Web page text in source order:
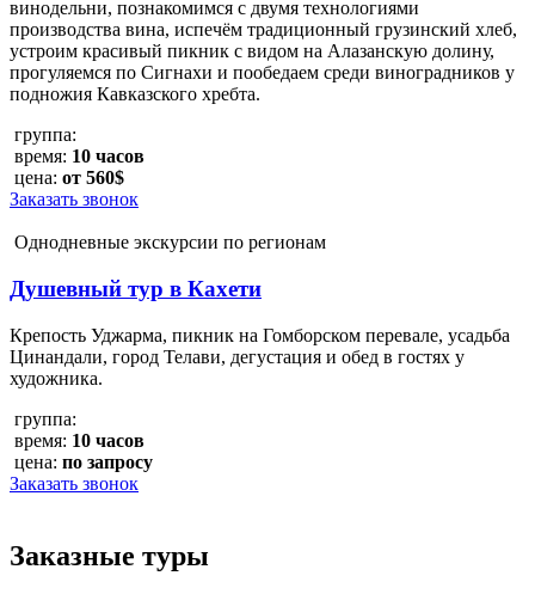
винодельни, познакомимся с двумя технологиями
производства вина, испечём традиционный грузинский хлеб,
устроим красивый пикник с видом на Алазанскую долину,
прогуляемся по Сигнахи и пообедаем среди виноградников у
подножия Кавказского хребта.
группа:
время: 10 часов
цена: от 560$
Заказать звонок
Однодневные экскурсии по регионам
Душевный тур в Кахети
Крепость Уджарма, пикник на Гомборском перевале, усадьба
Цинандали, город Телави, дегустация и обед в гостях у
художника.
группа:
время: 10 часов
цена: по запросу
Заказать звонок
Заказные туры